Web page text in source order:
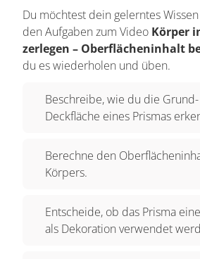
Du möchtest dein gelerntes
den Aufgaben zum Video Körper
zerlegen – Oberflächeninhalt
du es wiederholen und üben.
Beschreibe, wie du die
Deckfläche eines Prismas
Berechne den
Körpers.
Entscheide, ob das Prisma
als Dekoration verwendet